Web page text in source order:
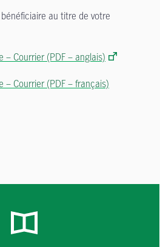
au titre de votre
– Courrier (PDF – anglais)
– Courrier (PDF – français)